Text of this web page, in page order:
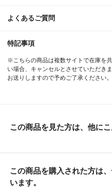
よくあるご質問
特記事項
※こちらの商品は複数サイトで在庫を
い場合、キャンセルとさせていただき
お送りしますので予めご了承ください。
この商品を見た方は、他に
この商品を購入された方は
います。